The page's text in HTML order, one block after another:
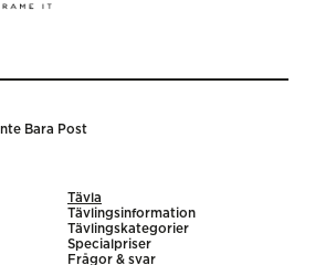
Inte Bara Post
Tävla
Tävlingsinformation
Tävlingskategorier
Specialpriser
Frågor & svar